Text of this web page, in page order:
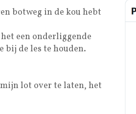
botweg in de kou hebt
een onderliggende
bij de les te houden.
lot over te laten, het